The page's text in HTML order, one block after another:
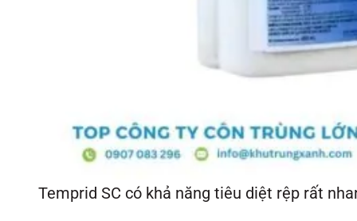
Temprid SC có khả năng tiêu diệt rệp rất